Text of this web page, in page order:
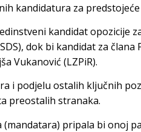
kandidatura za
kandidat opozicije
dok bi kandidat za
Vukanović (LZPiR).
i podjelu ostalih ključnih
preostalih stranaka.
(mandatara) pripala bi onoj